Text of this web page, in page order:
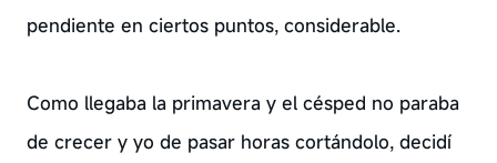
pendiente en ciertos puntos, considerable.
Como llegaba la primavera y el césped no paraba
de crecer y yo de pasar horas cortándolo, decidí